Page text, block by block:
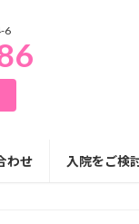
6
わせ 入院をご検